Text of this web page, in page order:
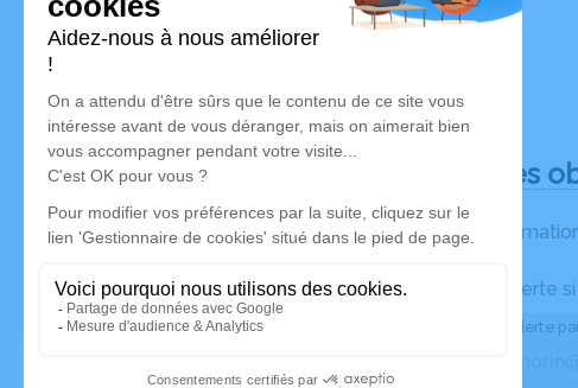
Déroulé des
Les
Activez une alerte
Recevoir une alerte